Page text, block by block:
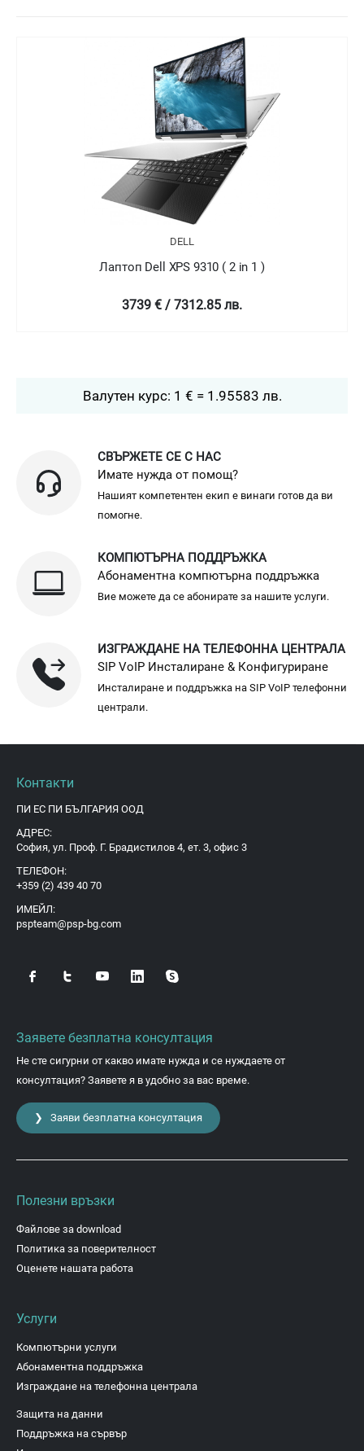
DELL
Лаптоп Dell XPS 9310 ( 2 in 1 )
4758.99 € / 9307.78 лв.
Валутен курс: 1 € = 1.95583 лв.
СВЪРЖЕТЕ СЕ С НАС
Имате нужда от помощ?
Нашият компетентен екип е винаги готов да ви
помогне.
КОМПЮТЪРНА ПОДДРЪЖКА
Абонаментна компютърна поддръжка
Вие можете да се абонирате за нашите услуги.
ИЗГРАЖДАНЕ НА ТЕЛЕФОННА ЦЕНТРАЛА
SIP VoIP Инсталиране & Конфигуриране
Инсталиране и поддръжка на SIP VoIP телефонни
централи.
Контакти
ПИ ЕС ПИ БЪЛГАРИЯ ООД
АДРЕС:
София, ул. Проф. Г. Брадистилов 4, ет. 3, офис 3
ТЕЛЕФОН:
+359 (2) 439 40 70
ИМЕЙЛ:
pspteam@psp-bg.com
Заявете безплатна консултация
Не сте сигурни от какво имате нужда и се нуждаете от
консултация? Заявете я в удобно за вас време.
❯ Заяви безплатна консултация
Полезни връзки
Файлове за download
Политика за поверителност
Оценете нашата работа
Услуги
Компютърни услуги
Абонаментна поддръжка
Изграждане на телефонна централа
Защита на данни
Поддръжка на сървър